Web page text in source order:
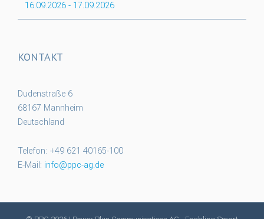
16.09.2026 - 17.09.2026
KONTAKT
Dudenstraße 6
68167 Mannheim
Deutschland
Telefon: +49 621 40165-100
E-Mail: info@ppc-ag.de